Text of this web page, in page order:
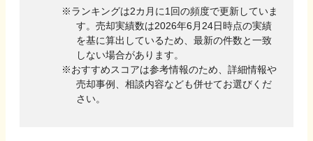
ランキングは2カ月に1回の頻度で更新していま
す。売却実績数は2026年6月24日時点の実績
を基に算出しているため、最新の件数と一致
しない場合があります。
おすすめスコアは参考情報のため、詳細情報や
売却事例、相談内容なども併せてお選びくだ
さい。